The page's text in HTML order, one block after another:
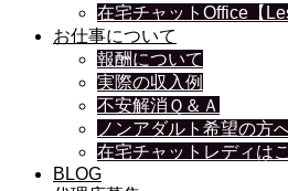
在宅チャットOffice【
お仕事について
報酬について
実際の収入例
不安解消Ｑ＆Ａ
ノンアダルト希望の方
在宅チャットレディは
BLOG